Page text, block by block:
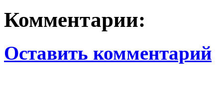
Комментарии:
Оставить комментарий